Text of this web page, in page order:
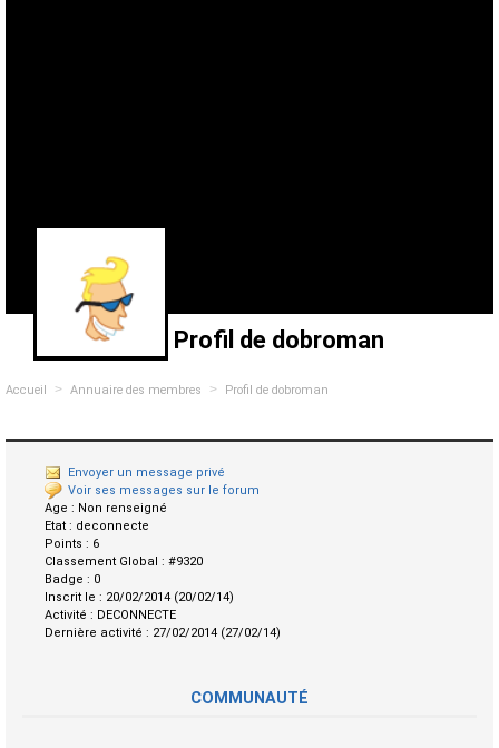
Profil de dobroman
Accueil > Annuaire des membres > Profil de dobroman
Envoyer un message privé
Voir ses messages sur le forum
Age : Non renseigné
Etat : deconnecte
Points : 6
Classement Global : #9320
Badge : 0
Inscrit le : 20/02/2014 (20/02/14)
Activité : DECONNECTE
Dernière activité : 27/02/2014 (27/02/14)
COMMUNAUTÉ